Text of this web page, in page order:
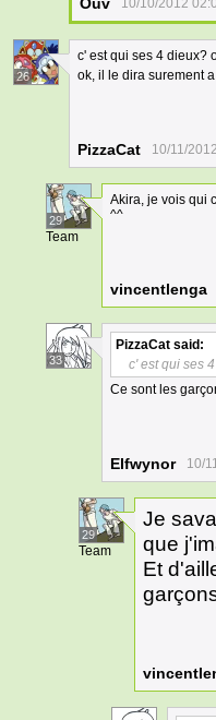
10/10/2012
26
c' est qui ses 4 dieux?
ok, il le dira surement
PizzaCat 10/11/
29
Team
Akira, je vois qui
^^
vincentlenga
33
PizzaCat said:
c' est qui ses
Ce sont les
Elfwynor 10/
29
Team
Je
que
Et